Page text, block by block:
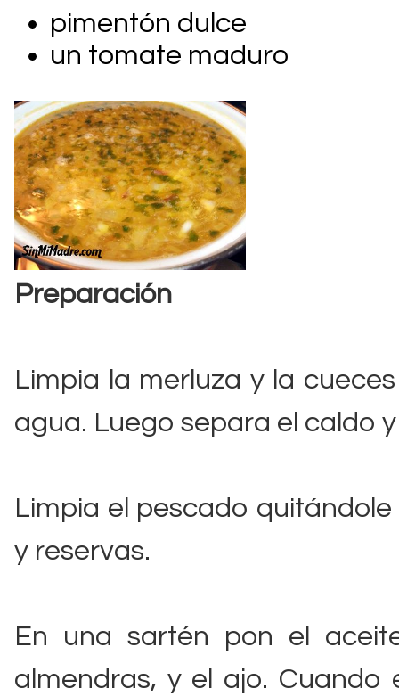
pimentón dulce
un tomate maduro
Preparación
Limpia la merluza y la
agua. Luego separa el caldo
Limpia el pescado
y reservas.
En una sartén pon el
almendras, y el ajo.